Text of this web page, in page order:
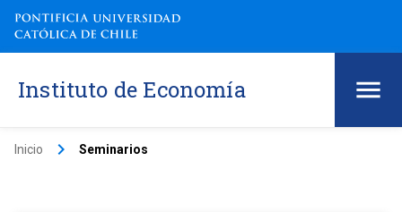
Instituto de Economía
Inicio keyboard_arrow_right Seminarios